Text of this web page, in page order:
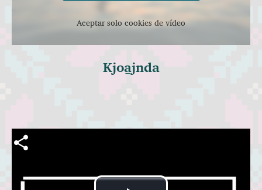
Aceptar solo cookies de vídeo
Kjoa̱jnda
Archivo de vídeo